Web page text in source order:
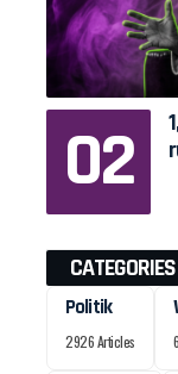
CATEGORIES
Politik
2926 Articles